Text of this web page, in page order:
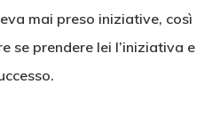
mai preso iniziative, così
se prendere lei l’iniziativa e